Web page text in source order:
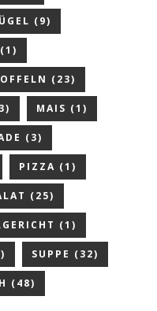
(9)
(1)
(23)
MAIS (1)
(3)
PIZZA (1)
(25)
(1)
SUPPE (32)
(48)